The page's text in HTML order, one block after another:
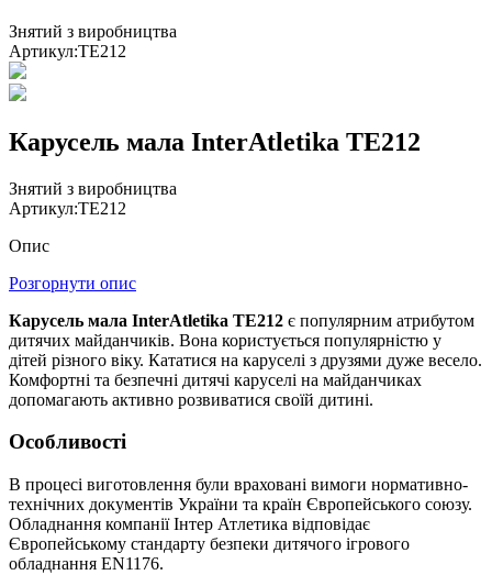
Знятий з виробництва
Артикул:TE212
Карусель мала InterAtletika ТЕ212
Знятий з виробництва
Артикул:TE212
Опис
Розгорнути опис
Карусель мала InterAtletika ТЕ212 є популярним атрибутом
дитячих майданчиків. Вона користується популярністю у
дітей різного віку. Кататися на каруселі з друзями дуже весело.
Комфортні та безпечні дитячі каруселі на майданчиках
допомагають активно розвиватися своїй дитині.
Особливості
В процесі виготовлення були враховані вимоги нормативно-
технічних документів України та країн Європейського союзу.
Обладнання компанії Інтер Атлетика відповідає
Європейському стандарту безпеки дитячого ігрового
обладнання EN1176.